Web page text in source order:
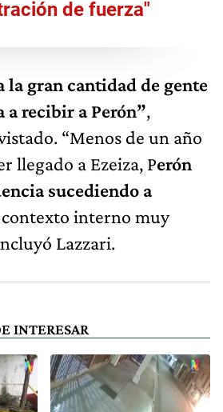
de fuerza"
la gran cantidad de gente
a recibir a Perón”,
“Menos de un año
llegado a Ezeiza, Perón
sucediendo a
interno muy
Lazzari.
INTERESAR